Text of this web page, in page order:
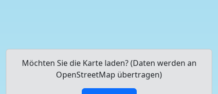
Möchten Sie die Karte laden? (Daten werden an
OpenStreetMap übertragen)